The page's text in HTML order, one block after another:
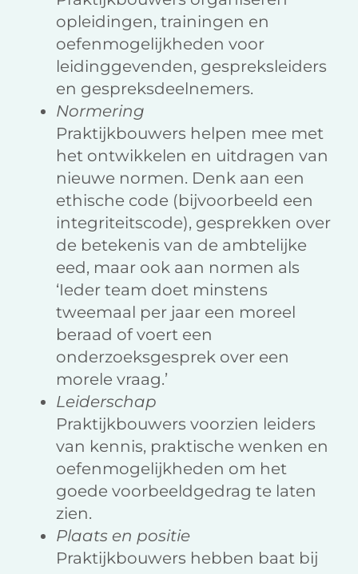
opleidingen, trainingen en
oefenmogelijkheden voor
leidinggevenden, gespreksleiders
en gespreksdeelnemers.
Normering
Praktijkbouwers helpen mee met
het ontwikkelen en uitdragen van
nieuwe normen. Denk aan een
ethische code (bijvoorbeeld een
integriteitscode), gesprekken over
de betekenis van de ambtelijke
eed, maar ook aan normen als
‘Ieder team doet minstens
tweemaal per jaar een moreel
beraad of voert een
onderzoeksgesprek over een
morele vraag.’
Leiderschap
Praktijkbouwers voorzien leiders
van kennis, praktische wenken en
oefenmogelijkheden om het
goede voorbeeldgedrag te laten
zien.
Plaats en positie
Praktijkbouwers hebben baat bij